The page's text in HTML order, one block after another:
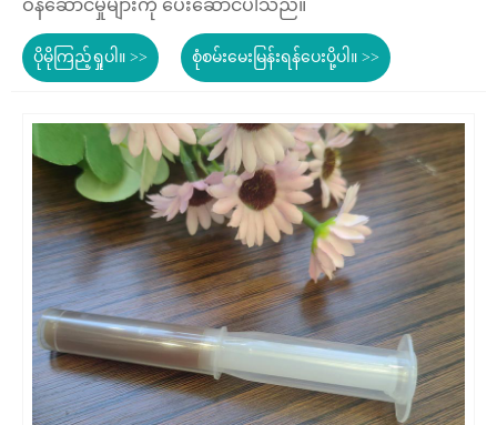
ဝန်ဆောင်မှုများကို ပေးဆောင်ပါသည်။
ပိုမိုကြည့်ရှုပါ။ >> စုံစမ်းမေးမြန်းရန်ပေးပို့ပါ။ >>